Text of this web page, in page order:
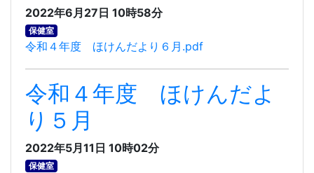
2022年6月27日 10時58分
保健室
令和４年度 ほけんだより６月.pdf
令和４年度 ほけんだよ
り５月
2022年5月11日 10時02分
保健室